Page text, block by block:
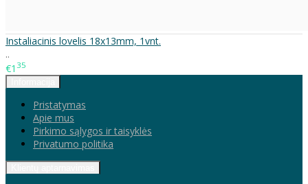
Instaliacinis lovelis 18x13mm, 1vnt.
..
€1 35
Pristatymas
Apie mus
Pirkimo sąlygos ir taisyklės
Privatumo politika